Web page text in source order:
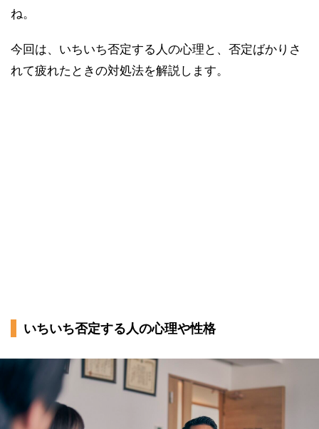
ね。
今回は、いちいち否定する人の心理と、否定ばかりさ
れて疲れたときの対処法を解説します。
いちいち否定する人の心理や性格